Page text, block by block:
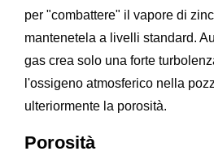
per "combattere" il vapore di
mantenetela a livelli standard.
gas crea solo una forte
l'ossigeno atmosferico nella
ulteriormente la porosità.
Porosità